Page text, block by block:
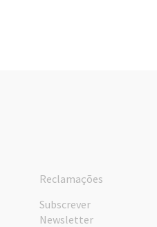
Reclamações
Subscrever
Newsletter